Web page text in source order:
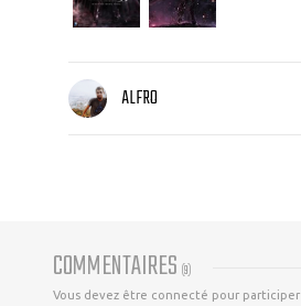
ALFRO
COMMENTAIRES (9)
Vous devez être connecté pour participer